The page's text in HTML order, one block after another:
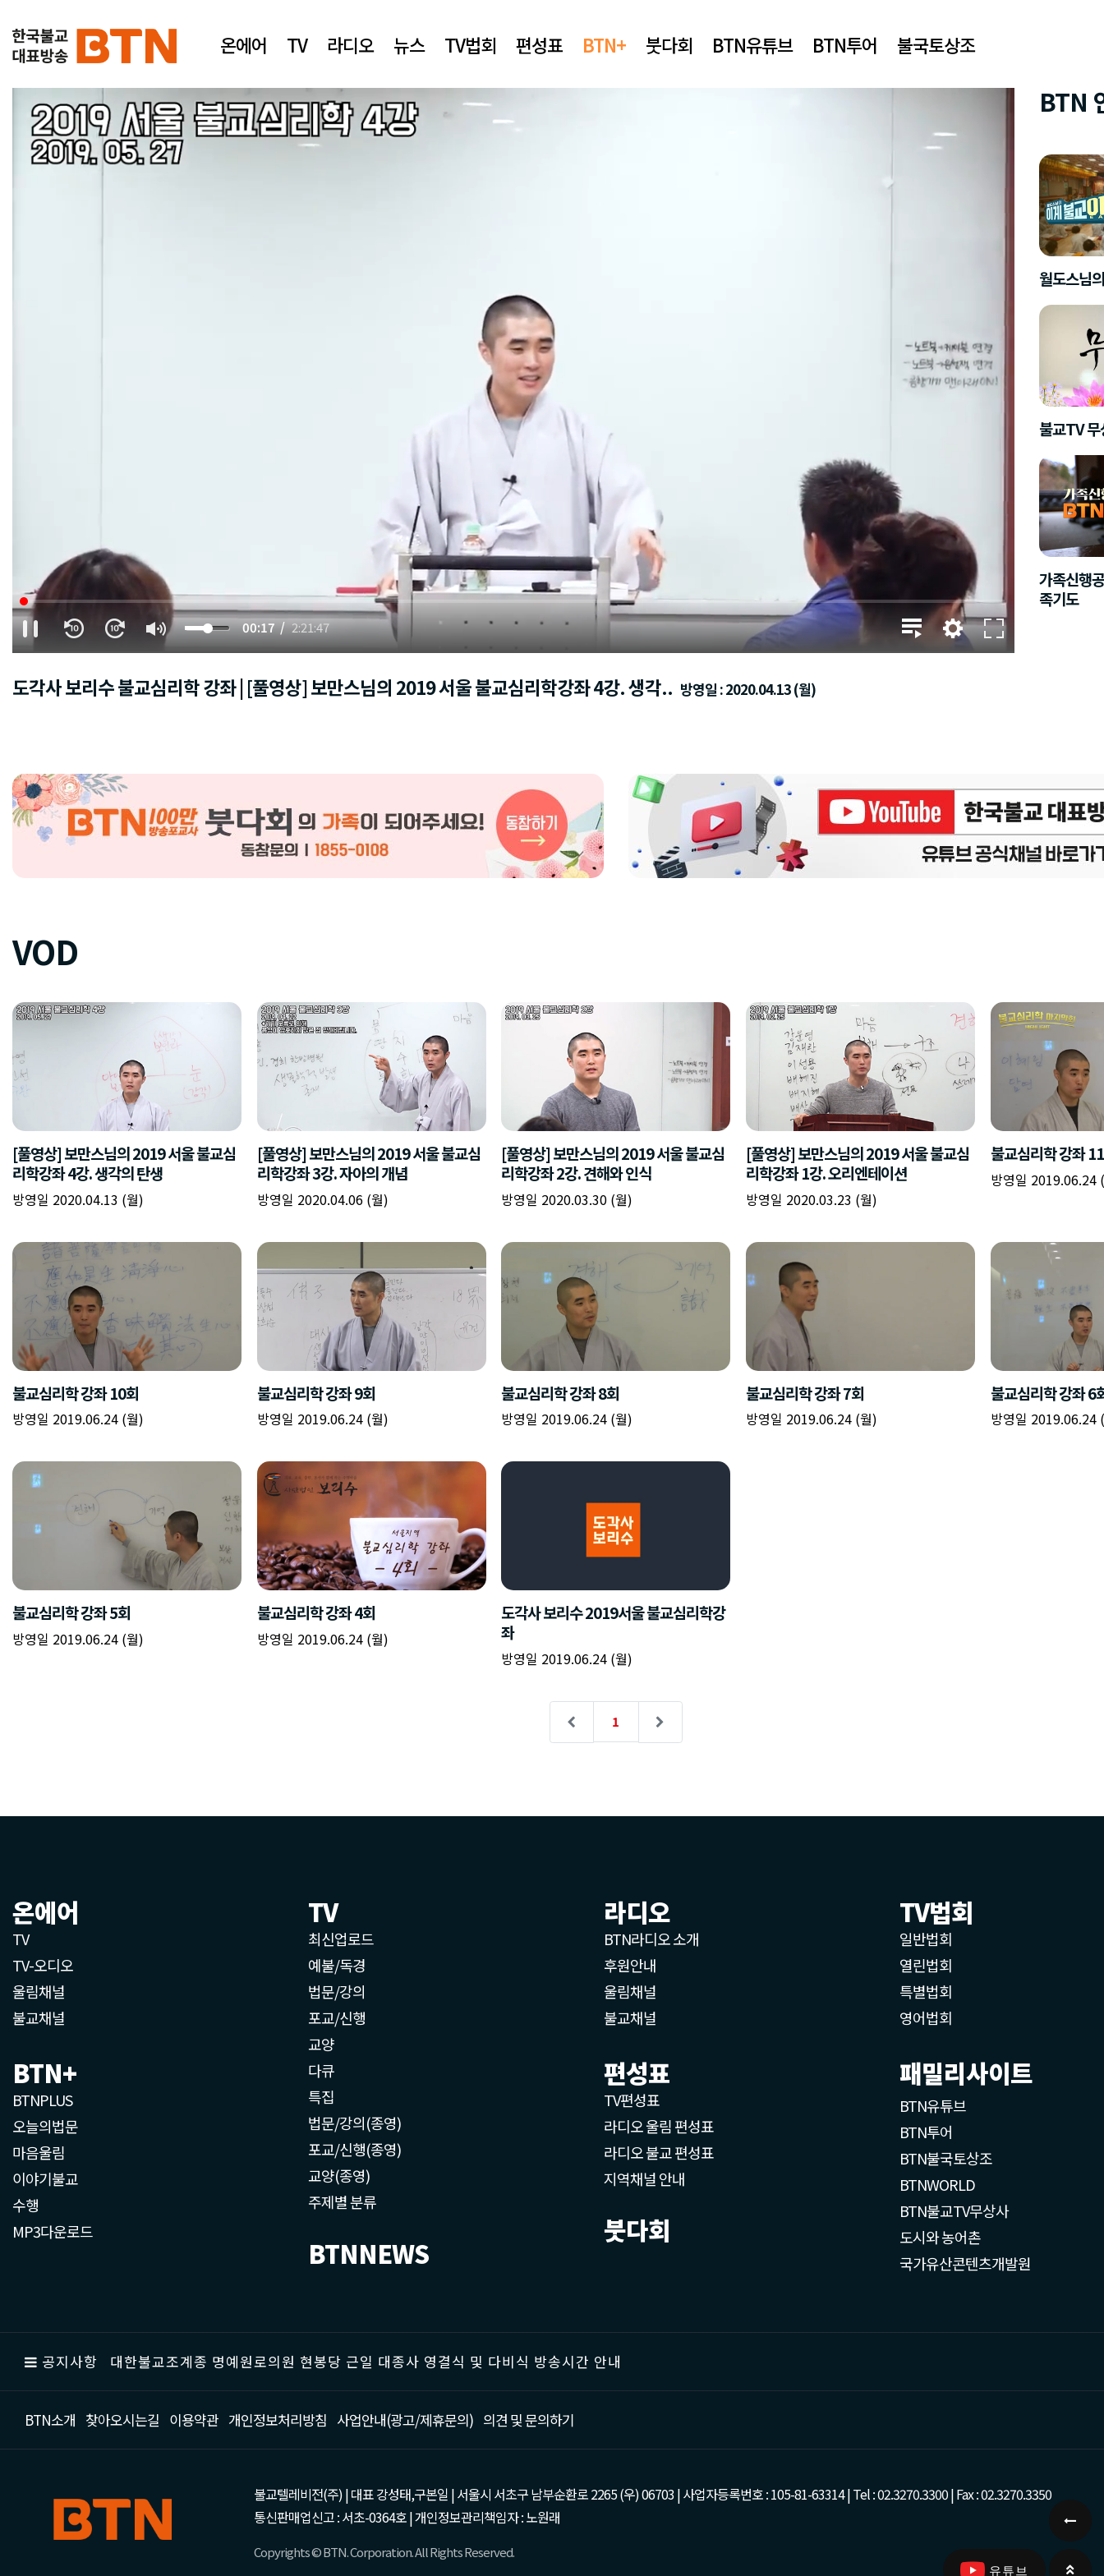
온에어 TV 라디오 뉴스 TV법회 편성표 BTN+ 붓다회 BTN유튜브 BTN투어 불국토상조
유튜브
00:18 2:21:47
정
책
피
입시간
확인
구
반
복시작시간
종료시간
플
이
리
추
가
주소
이미지
확인
닫기
BTN
월도스님
불교TV
가족신행
족기도
도각사 보리수 불교심리학 강좌 | [풀영상] 보만스님의 2019 서울 불교심리학강좌 4강. 생각.. 방영일 : 2020.04.13 (월)
온에어
TV
TV-오디오
울림채널
불교채널
BTN+
BTNPLUS
오늘의법문
마음울림
이야기불교
수행
MP3다운로드
TV
최신업로드
예불/독경
법문/강의
포교/신행
교양
다큐
특집
법문/강의(종영)
포교/신행(종영)
교양(종영)
주제별 분류
BTNNEWS
라디오
BTN라디오 소개
후원안내
울림채널
불교채널
편성표
TV편성표
라디오 울림 편성표
라디오 불교 편성표
지역채널 안내
붓다회
TV법회
일반법회
열린법회
특별법회
영어법회
패밀리사이트
BTN유튜브
BTN투어
BTN불국토상조
BTNWORLD
BTN불교TV무상사
도시와 농어촌
국가유산콘텐츠개발원
공지사항 대한불교조계종 명예원로의원 현봉당 근일 대종사 영결식 및 다비식 방송시간 안내
BTN소개 찾아오시는길 이용약관 개인정보처리방침 사업안내(광고/제휴문의) 의견 및 문의하기
불교텔레비전(주) | 대표 강성태,구본일 | 서울시 서초구 남부순환로 2265 (우) 06703 | 사업자등록번호 : 105-81-63314 | Tel : 02.3270.3300 | Fax : 02.3270.3350
통신판매업신고 : 서초-0364호 | 개인정보관리책임자 : 노원래
Copyrights © BTN. Corporation. All Rights Reserved.